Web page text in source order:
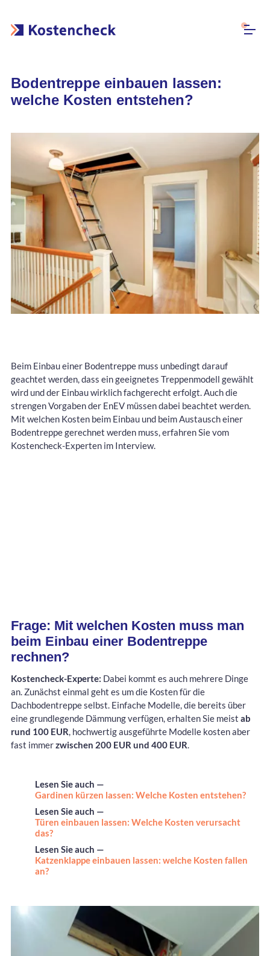
Bodentreppe einbauen lassen:
welche Kosten entstehen?
Beim Einbau einer Bodentreppe muss unbedingt darauf
geachtet werden, dass ein geeignetes Treppenmodell gewählt
wird und der Einbau wirklich fachgerecht erfolgt. Auch die
strengen Vorgaben der EnEV müssen dabei beachtet werden.
Mit welchen Kosten beim Einbau und beim Austausch einer
Bodentreppe gerechnet werden muss, erfahren Sie vom
Kostencheck-Experten im Interview.
Frage: Mit welchen Kosten muss man
beim Einbau einer Bodentreppe
rechnen?
Kostencheck-Experte: Dabei kommt es auch mehrere Dinge
an. Zunächst einmal geht es um die Kosten für die
Dachbodentreppe selbst. Einfache Modelle, die bereits über
eine grundlegende Dämmung verfügen, erhalten Sie meist ab
rund 100 EUR, hochwertig ausgeführte Modelle kosten aber
fast immerzwischen 200 EUR und 400 EUR.
Lesen Sie auch —
Gardinen kürzen lassen: Welche Kosten entstehen?
Lesen Sie auch —
Türen einbauen lassen: Welche Kosten verursacht
das?
Lesen Sie auch —
Katzenklappe einbauen lassen: welche Kosten fallen
an?